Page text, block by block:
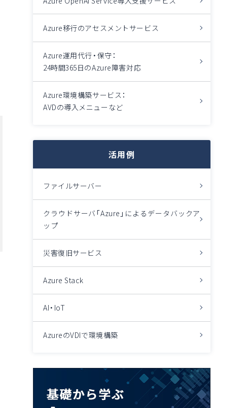
Azure移行のアセスメントサービス
Azure運用代行・保守：
24時間365日のAzure障害対応
Azure環境構築サービス：
AVDの導入メニューなど
活用例
ファイルサーバー
クラウドサーバ「Azure」によるデータバックア
ップ
災害復旧サービス
Azure Stack
AI・IoT
AzureのVDIで環境構築